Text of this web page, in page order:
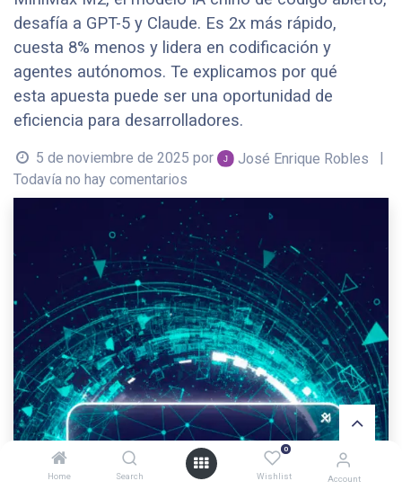
Home Search
0
Wishlist Account
desafía a GPT-5 y Claude. Es 2x más rápido,
cuesta 8% menos y lidera en codificación y
agentes autónomos. Te explicamos por qué
esta apuesta puede ser una oportunidad de
eficiencia para desarrolladores.
5 de noviembre de 2025 por José Enrique Robles
|
Todavía no hay comentarios